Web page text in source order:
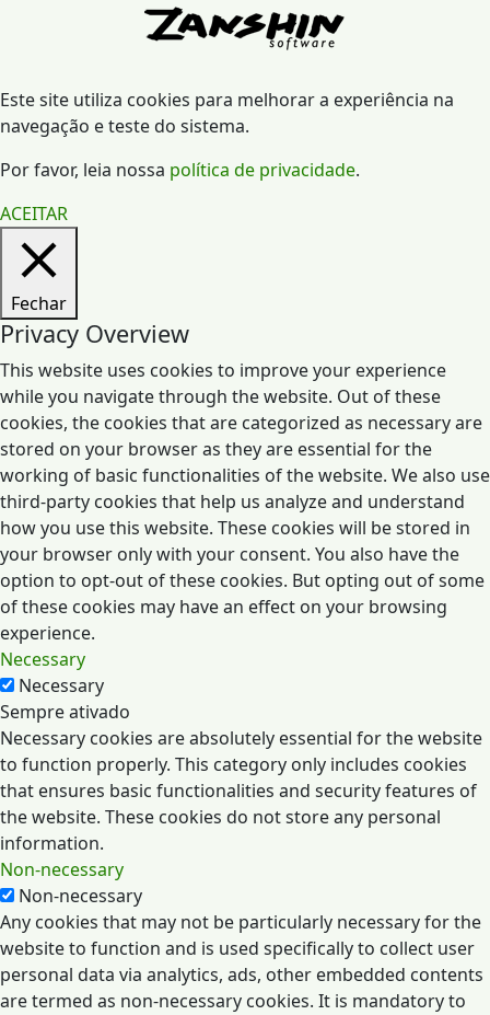
Este site utiliza cookies para melhorar a experiência na
navegação e teste do sistema.
Por favor, leia nossa política de privacidade.
ACEITAR
Fechar
Privacy Overview
This website uses cookies to improve your experience
while you navigate through the website. Out of these
cookies, the cookies that are categorized as necessary are
stored on your browser as they are essential for the
working of basic functionalities of the website. We also use
third-party cookies that help us analyze and understand
how you use this website. These cookies will be stored in
your browser only with your consent. You also have the
option to opt-out of these cookies. But opting out of some
of these cookies may have an effect on your browsing
experience.
Necessary
Necessary
Sempre ativado
Necessary cookies are absolutely essential for the website
to function properly. This category only includes cookies
that ensures basic functionalities and security features of
the website. These cookies do not store any personal
information.
Non-necessary
Non-necessary
Any cookies that may not be particularly necessary for the
website to function and is used specifically to collect user
personal data via analytics, ads, other embedded contents
are termed as non-necessary cookies. It is mandatory to